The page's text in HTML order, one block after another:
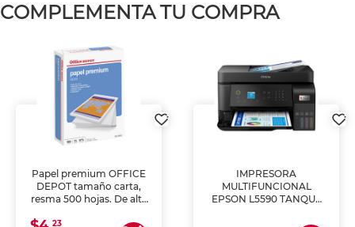
COMPLEMENTA TU COMPRA
Papel premium OFFICE
DEPOT tamaño carta,
resma 500 hojas. De alta
uniforme, ideal para
23
IMPRESORA
MULTIFUNCIONAL
EPSON L5590 TANQUE
COPIA Y ESCANEA)